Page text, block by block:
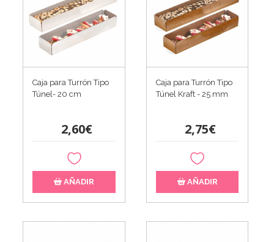
Caja para Turrón Tipo
Túnel- 20 cm
2,60€
AÑADIR
Caja para Turrón Tipo
Túnel Kraft - 25 mm
2,75€
AÑADIR